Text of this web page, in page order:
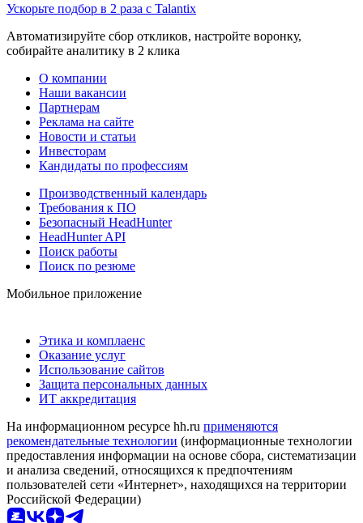
Ускорьте подбор в 2 раза с Talantix
Автоматизируйте сбор откликов, настройте воронку,
собирайте аналитику в 2 клика
О компании
Наши вакансии
Партнерам
Реклама на сайте
Новости и статьи
Инвесторам
Кандидаты по профессиям
Производственный календарь
Требования к ПО
Безопасный HeadHunter
HeadHunter API
Поиск работы
Поиск по резюме
Мобильное приложение
Этика и комплаенс
Оказание услуг
Использование сайтов
Защита персональных данных
ИТ аккредитация
На информационном ресурсе hh.ru применяются
рекомендательные технологии (информационные технологии
предоставления информации на основе сбора, систематизации
и анализа сведений, относящихся к предпочтениям
пользователей сети «Интернет», находящихся на территории
Российской Федерации)